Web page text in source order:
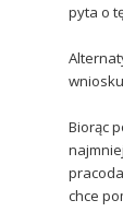
pyta o
Biorąc
chce